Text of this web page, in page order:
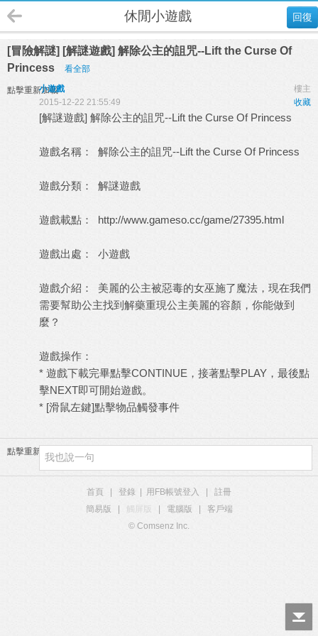
回復
休閒小遊戲
[冒險解謎] [解謎遊戲] 解除公主的詛咒--Lift the Curse Of
Princess
看全部
點擊重新加載 樓主
小遊戲
收藏
2015-12-22 21:55:49
[解謎遊戲] 解除公主的詛咒--Lift the Curse Of Princess
遊戲名稱： 解除公主的詛咒--Lift the Curse Of Princess
遊戲分類： 解謎遊戲
遊戲載點： http://www.gameso.cc/game/27395.html
遊戲出處： 小遊戲
遊戲介紹： 美麗的公主被惡毒的女巫施了魔法，現在我們
需要幫助公主找到解藥重現公主美麗的容顏，你能做到
麼？
遊戲操作：
* 遊戲下載完畢點擊CONTINUE，接著點擊PLAY，最後點
擊NEXT即可開始遊戲。
* [滑鼠左鍵]點擊物品觸發事件
點擊重新加載
首頁 登錄 用FB帳號登入
註冊
簡易版
觸屏版 電腦版
客戶端
© Comsenz Inc.